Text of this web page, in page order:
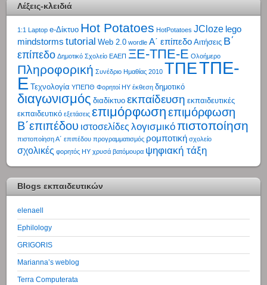
Λέξεις-κλειδιά
1:1 Laptop e-Δίκτυο Hot Potatoes HotPotatoes JCloze lego
mindstorms tutorial Web 2.0 wordle Α΄ επίπεδο Αιτήσεις Β΄
επίπεδο Δημοτικό Σχολείο ΕΑΕΠ ΞΕ-ΤΠΕ-Ε Ολοήμερο
Πληροφορική Συνέδριο Ημαθίας 2010 ΤΠΕΤΠΕ-
Ε Τεχνολογία ΥΠΕΠΘ Φορητοί ΗΥ έκθεση δημοτικό
διαγωνισμός διαδίκτυο εκπαίδευση εκπαιδευτικές
εκπαιδευτικό εξετάσεις επιμόρφωσηεπιμόρφωση
Β΄επιπέδου ιστοσελίδες λογισμικόπιστοποίηση
πιστοποίηση Α΄ επιπέδου προγραμματισμός ρομποτική σχολείο
σχολικές φορητός ΗΥ χρυσά βατόμουρα ψηφιακή τάξη
Blogs εκπαιδευτικών
elenaell
Ephilology
GRIGORIS
Marianna’s weblog
Terra Computerata